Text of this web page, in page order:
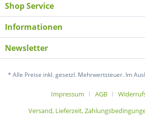
Shop Service
Informationen
Newsletter
* Alle Preise inkl. gesetzl. Mehrwertsteuer. Im
Impressum AGB
Versand, Lieferzeit,